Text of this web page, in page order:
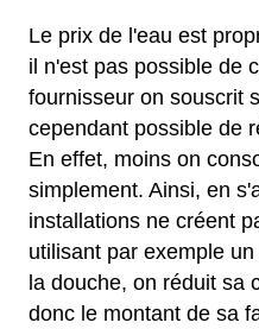
Le prix de l'eau est
il n'est pas possible de
fournisseur on souscrit
cependant possible de
En effet, moins on
simplement. Ainsi, en
installations ne créent
utilisant par exemple
la douche, on réduit sa
donc le montant de sa